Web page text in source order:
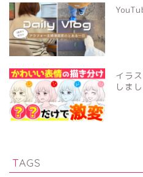
イラ
しま
TAGS